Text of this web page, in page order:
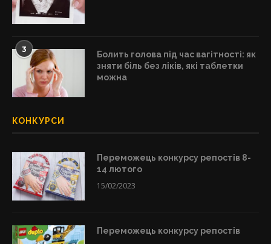
3
Болить голова під час вагітності: як
зняти біль без ліків, які таблетки
можна
КОНКУРСИ
Переможець конкурсу репостів 8-
14 лютого
15/02/2023
Переможець конкурсу репостів